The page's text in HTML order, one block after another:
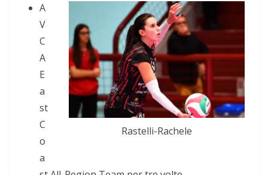
Rastelli-Rachele
A
V
C
A
E
a
st
C
o
a